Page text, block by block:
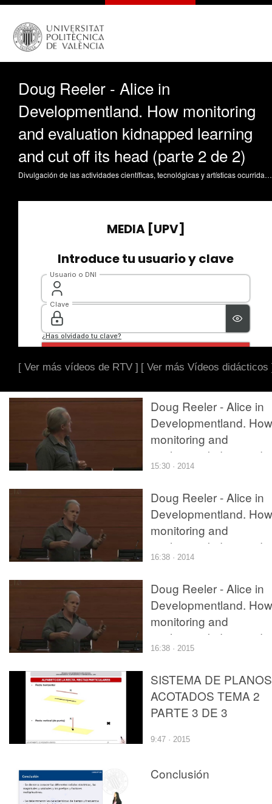
Doug Reeler - Alice in
Developmentland. How monitoring
and evaluation kidnapped learning
and cut off its head (parte 2 de 2)
Divulgación de las actividades científicas, tecnológicas y artísticas ocurridas en los tres campus de la UPV
[ Ver más vídeos de RTV ] [ Ver más Vídeos didácticos
Doug Reeler - Alice in
Developmentland. How
monitoring and
evaluation kidnapped
learning and cut off its
15:30 · 2014
Doug Reeler - Alice in
Developmentland. How
monitoring and
evaluation kidnapped
learning and cut off its
16:38 · 2014
Doug Reeler - Alice in
Developmentland. How
monitoring and
evaluation kidnapped
learning and cut off its
16:38 · 2015
SISTEMA DE PLANOS
ACOTADOS TEMA 2
PARTE 3 DE 3
9:47 · 2015
Conclusión